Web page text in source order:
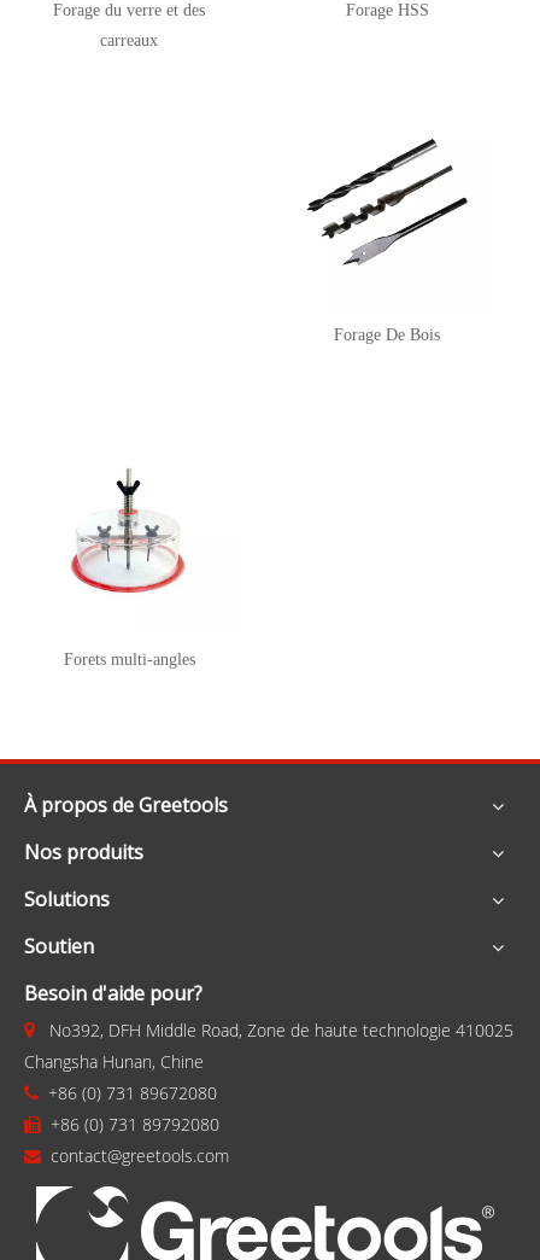
Forage du verre et des
carreaux
Forage HSS
Forage De Bois
Forets multi-angles
À propos de Greetools
Nos produits
Solutions
Soutien
Besoin d'aide pour?
 No392, DFH Middle Road, Zone de haute technologie 410025
Changsha Hunan, Chine
 +86 (0) 731 89672080
 +86 (0) 731 89792080
 contact@greetools.com